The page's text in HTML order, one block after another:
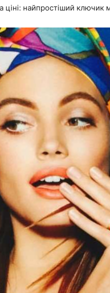
ціні: найпростіший